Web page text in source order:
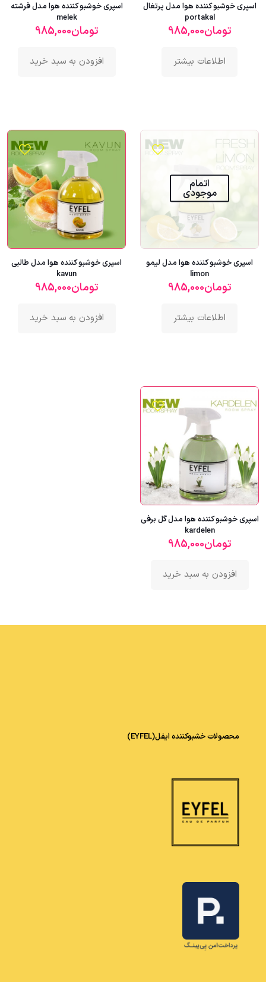
اسپری خوشبو کننده هوا مدل پرتغال
portakal
تومان985,000
اطلاعات بیشتر
اسپری خوشبو کننده هوا مدل فرشته
melek
تومان985,000
افزودن به سبد خرید
اتمام
موجودی
اسپری خوشبو کننده هوا مدل لیمو
limon
تومان985,000
اطلاعات بیشتر
اسپری خوشبو کننده هوا مدل طالبی
kavun
تومان985,000
افزودن به سبد خرید
اسپری خوشبو کننده هوا مدل گل برفی
kardelen
تومان985,000
افزودن به سبد خرید
محصولات خشبوکننده ایفل(EYFEL)